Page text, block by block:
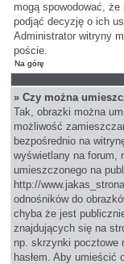
mogą spowodować,
podjąć decyzję o ich
Administrator witryny
poście.
Na górę
» Czy można
Tak, obrazki można
możliwość
bezpośrednio na
wyświetlany na forum,
umieszczonego na
http://
odnośników do
chyba że jest
znajdujących się na
np. skrzynki pocztowe
hasłem. Aby